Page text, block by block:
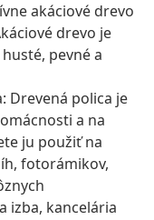
akáciové drevo
drevo je
pevné a
Drevená polica je
a na
ju použiť na
fotorámikov,
izba, kancelária